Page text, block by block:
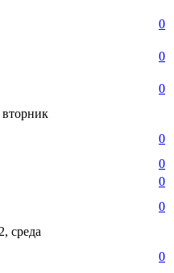
0
0
0
вторник
0
0
0
0
среда
0